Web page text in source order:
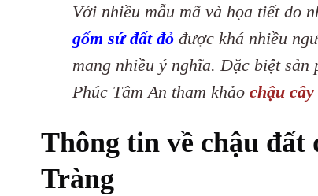
Với nhiều mẫu mã và họa tiết do
gốm sứ đất đỏ được khá nhiều
mang nhiều ý nghĩa. Đặc biệt sản
Phúc Tâm An tham khảo chậu cây
Thông tin về chậu đất
Tràng